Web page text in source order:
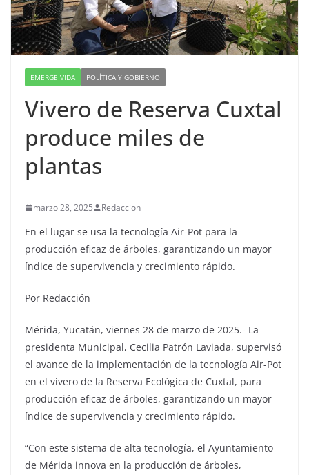
EMERGE VIDA POLÍTICA Y GOBIERNO
Vivero de Reserva Cuxtal
produce miles de
plantas
marzo 28, 2025 Redaccion
En el lugar se usa la tecnología Air-Pot para la
producción eficaz de árboles, garantizando un mayor
índice de supervivencia y crecimiento rápido.
Por Redacción
Mérida, Yucatán, viernes 28 de marzo de 2025.- La
presidenta Municipal, Cecilia Patrón Laviada, supervisó
el avance de la implementación de la tecnología Air-Pot
en el vivero de la Reserva Ecológica de Cuxtal, para
producción eficaz de árboles, garantizando un mayor
índice de supervivencia y crecimiento rápido.
“Con este sistema de alta tecnología, el Ayuntamiento
de Mérida innova en la producción de árboles,